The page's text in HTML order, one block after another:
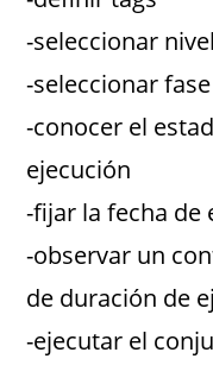
-seleccionar
-seleccionar
-conocer el
ejecución
-fijar la fecha de
-observar un
de duración de
-ejecutar el